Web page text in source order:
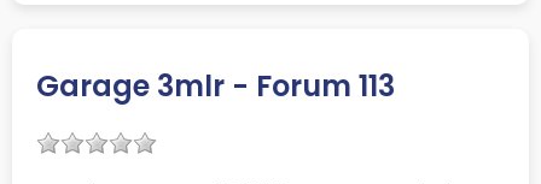
Garage 3mlr - Forum 113